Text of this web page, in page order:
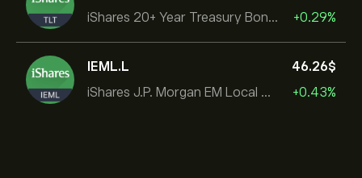
iShares 20+ Year Treasury Bond ETF
+0.29%
IEML.L
iShares J.P. Morgan EM Local Govt Bond UCITS ETF
46.26‎$‎
+0.43%